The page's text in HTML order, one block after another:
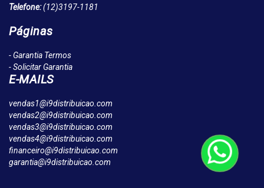
Telefone:(12)3197-1181
Páginas
- Garantia Termos
- Solicitar Garantia
E-MAILS
vendas1@i9distribuicao.com
vendas2@i9distribuicao.com
vendas3@i9distribuicao.com
vendas4@i9distribuicao.com
financeiro@i9distribuicao.com
garantia@i9distribuicao.com